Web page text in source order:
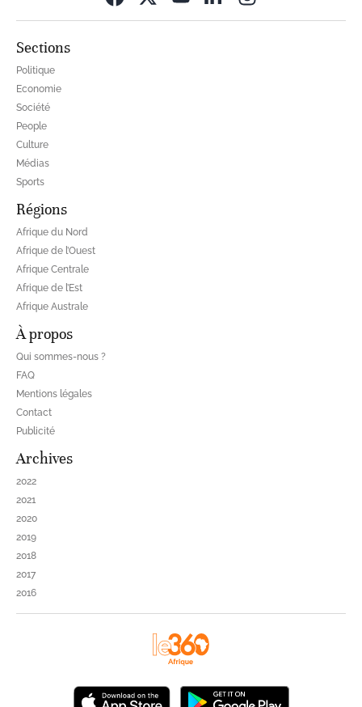
Sections
Politique
Economie
Société
People
Culture
Médias
Sports
Régions
Afrique du Nord
Afrique de l’Ouest
Afrique Centrale
Afrique de l’Est
Afrique Australe
À propos
Qui sommes-nous ?
FAQ
Mentions légales
Contact
Publicité
Archives
2022
2021
2020
2019
2018
2017
2016